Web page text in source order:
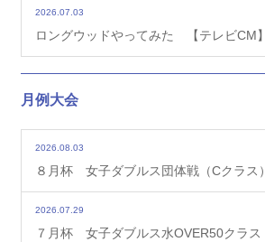
2026.07.03
ロングウッドやってみた 【テレビCM】
月例大会
2026.08.03
８月杯 女子ダブルス団体戦（Cクラス
2026.07.29
７月杯 女子ダブルス水OVER50クラス